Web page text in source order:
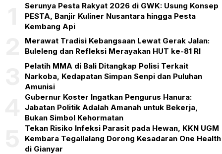
Serunya Pesta Rakyat 2026 di GWK: Usung Konsep
PESTA, Banjir Kuliner Nusantara hingga Pesta
Kembang Api
Merawat Tradisi Kebangsaan Lewat Gerak Jalan:
Buleleng dan Refleksi Merayakan HUT ke-81 RI
Pelatih MMA di Bali Ditangkap Polisi Terkait
Narkoba, Kedapatan Simpan Senpi dan Puluhan
Amunisi
Gubernur Koster Ingatkan Pengurus Hanura:
Jabatan Politik Adalah Amanah untuk Bekerja,
Bukan Simbol Kehormatan
Tekan Risiko Infeksi Parasit pada Hewan, KKN UGM
Kembara Tegallalang Dorong Kesadaran One Health
di Gianyar